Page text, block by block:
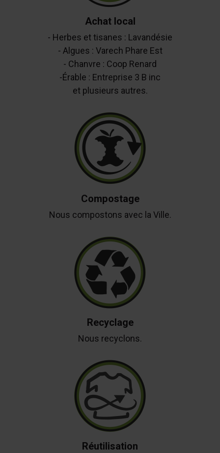
Achat local
- Herbes et tisanes : Lavandésie
- Algues : Varech Phare Est
- Chanvre : Coop Renard
-Érable : Entreprise 3 B inc
et plusieurs autres.
Compostage
Nous compostons avec la Ville.
Recyclage
Nous recyclons.
Réutilisation